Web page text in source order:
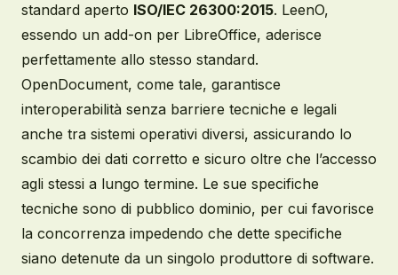
standard aperto ISO/IEC 26300:2015. LeenO,
essendo un add-on per LibreOffice, aderisce
perfettamente allo stesso standard.
OpenDocument, come tale, garantisce
interoperabilità senza barriere tecniche e legali
anche tra sistemi operativi diversi, assicurando lo
scambio dei dati corretto e sicuro oltre che l’accesso
agli stessi a lungo termine. Le sue specifiche
tecniche sono di pubblico dominio, per cui favorisce
la concorrenza impedendo che dette specifiche
siano detenute da un singolo produttore di software.